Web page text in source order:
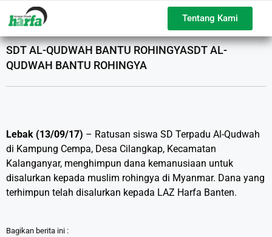
Tentang Kami
SDT AL-QUDWAH BANTU ROHINGYASDT AL-
QUDWAH BANTU ROHINGYA
Lebak (13/09/17) – Ratusan siswa SD Terpadu Al-Qudwah
di Kampung Cempa, Desa Cilangkap, Kecamatan
Kalanganyar, menghimpun dana kemanusiaan untuk
disalurkan kepada muslim rohingya di Myanmar. Dana yang
terhimpun telah disalurkan kepada LAZ Harfa Banten.
Bagikan berita ini :